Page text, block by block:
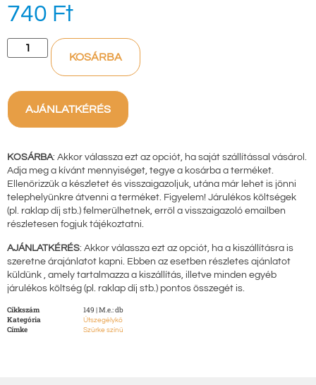
740 Ft
KOSÁRBA
AJÁNLATKÉRÉS
KOSÁRBA: Akkor válassza ezt az opciót, ha saját szállítással vásárol.
Adja meg a kívánt mennyiséget, tegye a kosárba a terméket.
Ellenőrizzük a készletet és visszaigazoljuk, utána már lehet is jönni
telephelyünkre átvenni a terméket. Figyelem! Járulékos költségek
(pl. raklap díj stb.) felmerülhetnek, erről a visszaigazoló emailben
részletesen fogjuk tájékoztatni.
AJÁNLATKÉRÉS: Akkor válassza ezt az opciót, ha a kiszállításra is
szeretne árajánlatot kapni. Ebben az esetben részletes ajánlatot
küldünk , amely tartalmazza a kiszállítás, illetve minden egyéb
járulékos költség (pl. raklap díj stb.) pontos összegét is.
Cikkszám
149 | M.e.: db
Kategória
Útszegélykő
Címke Szürke színű